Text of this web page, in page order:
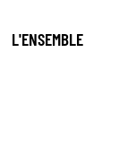
L'ENSEMBLE